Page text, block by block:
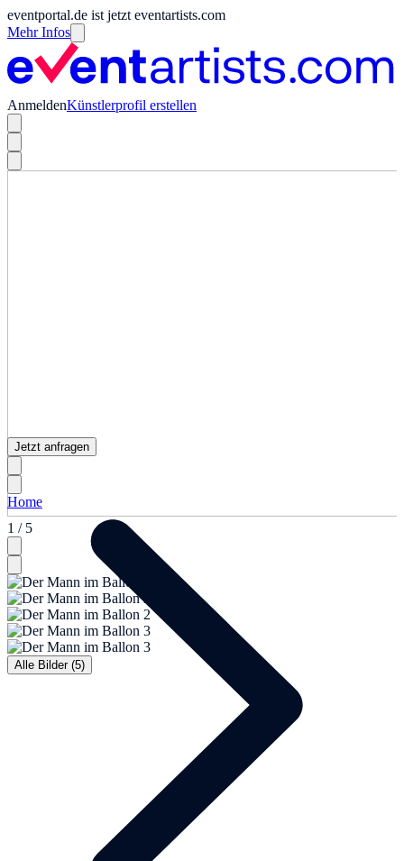
eventportal.de ist jetzt eventartists.com
Mehr Infos
AnmeldenKünstlerprofil erstellen
1 / 5
Alle Bilder (5)
Jetzt anfragen
Home